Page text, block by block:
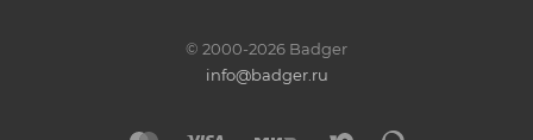
© 2000-2026 Badger
info@badger.ru